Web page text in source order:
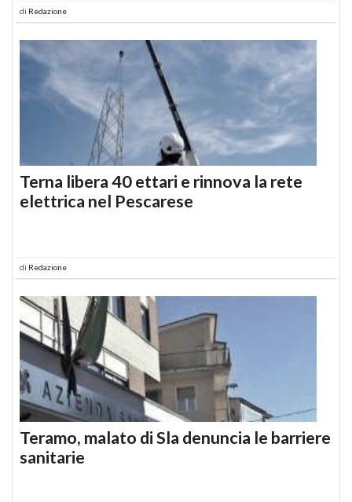
di Redazione
Terna libera 40 ettari e rinnova la rete
elettrica nel Pescarese
di Redazione
Teramo, malato di Sla denuncia le barriere
sanitarie